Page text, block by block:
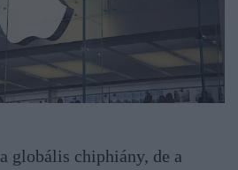
globális chiphiány, de a